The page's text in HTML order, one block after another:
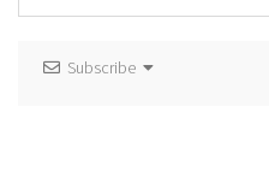
Subscribe